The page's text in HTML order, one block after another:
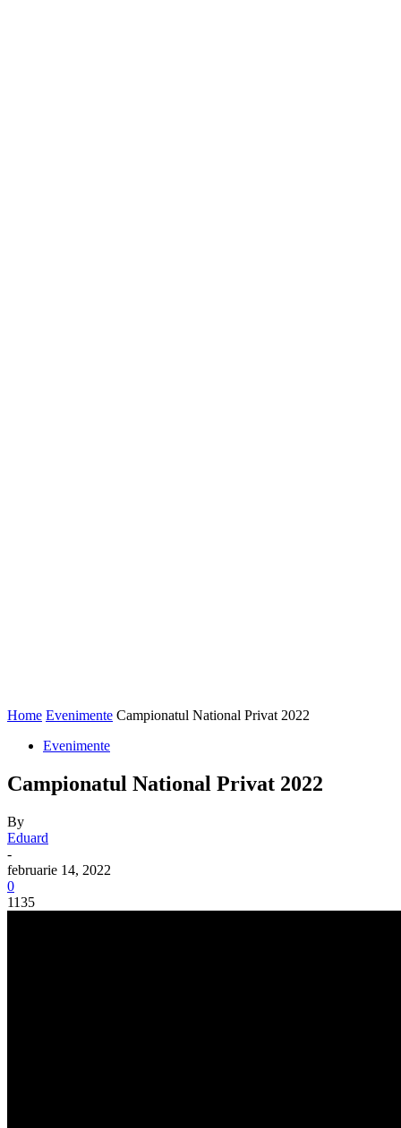
Home Evenimente Campionatul National Privat 2022
Evenimente
Campionatul National Privat 2022
By
Eduard
-
februarie 14, 2022
0
1135